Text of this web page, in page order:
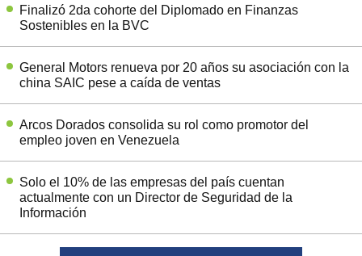
Finalizó 2da cohorte del Diplomado en Finanzas
Sostenibles en la BVC
General Motors renueva por 20 años su asociación con la
china SAIC pese a caída de ventas
Arcos Dorados consolida su rol como promotor del
empleo joven en Venezuela
Solo el 10% de las empresas del país cuentan
actualmente con un Director de Seguridad de la
Información